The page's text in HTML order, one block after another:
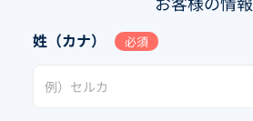
姓（カナ） 必須